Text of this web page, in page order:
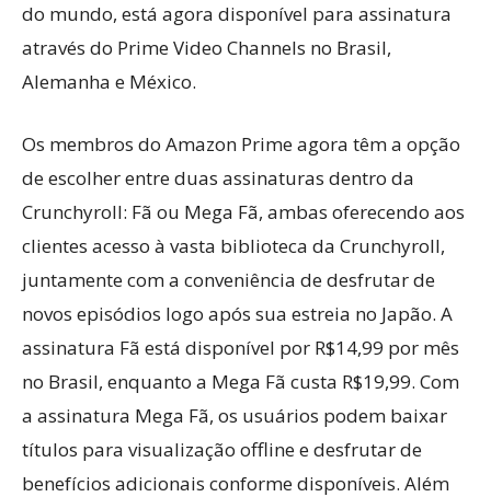
do mundo, está agora disponível para assinatura
através do Prime Video Channels no Brasil,
Alemanha e México.
Os membros do Amazon Prime agora têm a opção
de escolher entre duas assinaturas dentro da
Crunchyroll: Fã ou Mega Fã, ambas oferecendo aos
clientes acesso à vasta biblioteca da Crunchyroll,
juntamente com a conveniência de desfrutar de
novos episódios logo após sua estreia no Japão. A
assinatura Fã está disponível por R$14,99 por mês
no Brasil, enquanto a Mega Fã custa R$19,99. Com
a assinatura Mega Fã, os usuários podem baixar
títulos para visualização offline e desfrutar de
benefícios adicionais conforme disponíveis. Além